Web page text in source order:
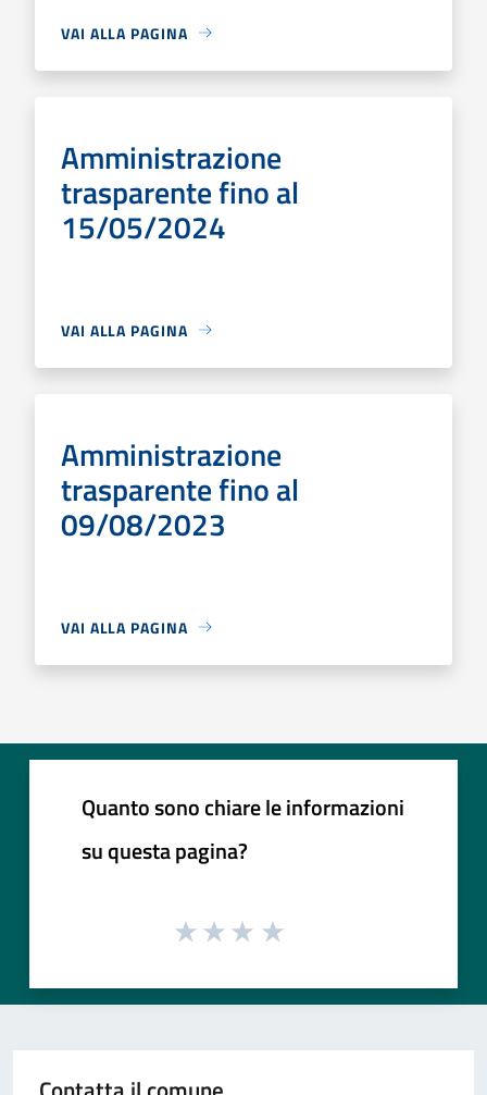
VAI ALLA PAGINA
Amministrazione
trasparente fino al
15/05/2024
VAI ALLA PAGINA
Amministrazione
trasparente fino al
09/08/2023
VAI ALLA PAGINA
Quanto sono chiare le informazioni
su questa pagina?